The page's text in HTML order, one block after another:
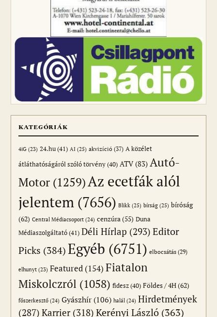
KATEGÓRIÁK
4iG (23) 24.hu(41) AI (25) akvizíció (37) A közélet
átláthatóságáról szóló törvény(40) ATV(83) Autó-
Motor (1259)Az ecetfák alól
jelentem (7656) Blikk (25) bírság (25) bíróság
(62) Central Médiacsoport (24) cenzúra(55) Duna
Médiaszolgáltató(41) Déli Hírlap (293) Editor
Picks (384)Egyéb (6751) elbocsátás (29)
elhunyt (23) Featured (154) Fiatalon
Miskolczról (1058) fidesz(40) Földes / 4H(62)
főszerkesztő (24) Gyászhír (106) halál (24) Hirdetmények
(287) Karrier(318) Kerényi László (363)